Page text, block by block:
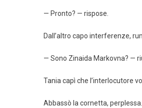
— Pronto? — rispose.
Dall’altro capo interferenze,
— Sono Zinaida Markovna? —
Tania capì che l’interlocutore
Abbassò la cornetta,